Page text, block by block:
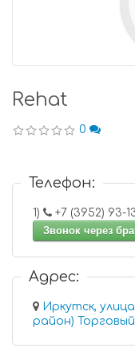
Rehat
0
Телефон:
1)
+7 (3952)
Звонок через
Адрес:
Иркутск,